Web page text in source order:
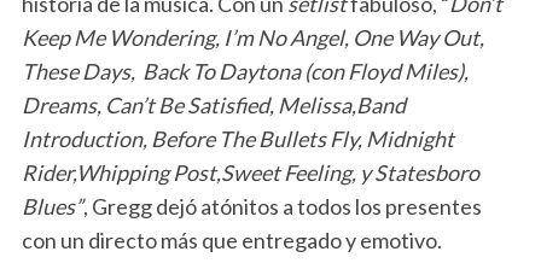
Keep Me Wondering, I’m No Angel, One Way Out,
These Days, Back To Daytona (con Floyd Miles),
Dreams, Can’t Be Satisfied, Melissa,Band
Introduction, Before The Bullets Fly, Midnight
Rider,Whipping Post,Sweet Feeling, y Statesboro
Blues”, Gregg dejó atónitos a todos los presentes
con un directo más que entregado y emotivo.